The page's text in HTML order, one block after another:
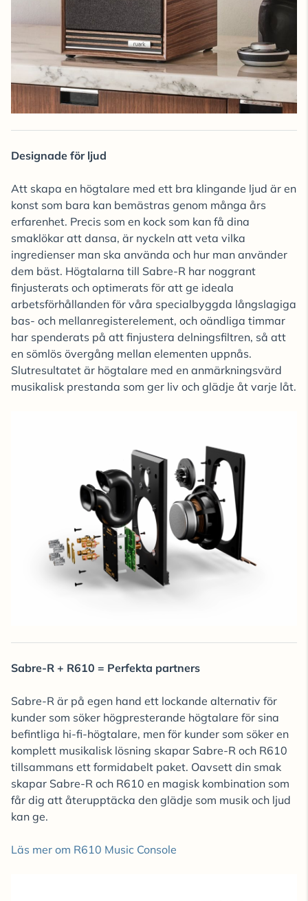
Designade för ljud
Att skapa en högtalare med ett bra klingande ljud är en
konst som bara kan bemästras genom många års
erfarenhet. Precis som en kock som kan få dina
smaklökar att dansa, är nyckeln att veta vilka
ingredienser man ska använda och hur man använder
dem bäst. Högtalarna till Sabre-R har noggrant
finjusterats och optimerats för att ge ideala
arbetsförhållanden för våra specialbyggda långslagiga
bas- och mellanregisterelement, och oändliga timmar
har spenderats på att finjustera delningsfiltren, så att
en sömlös övergång mellan elementen uppnås.
Slutresultatet är högtalare med en anmärkningsvärd
musikalisk prestanda som ger liv och glädje åt varje låt.
Sabre-R + R610 = Perfekta partners
Sabre-R är på egen hand ett lockande alternativ för
kunder som söker högpresterande högtalare för sina
befintliga hi-fi-högtalare, men för kunder som söker en
komplett musikalisk lösning skapar Sabre-R och R610
tillsammans ett formidabelt paket. Oavsett din smak
skapar Sabre-R och R610 en magisk kombination som
får dig att återupptäcka den glädje som musik och ljud
kan ge.
Läs mer om R610 Music Console